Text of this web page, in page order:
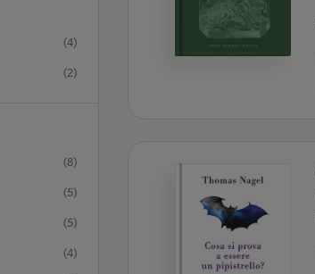
(4)
(2)
(8)
(5)
(5)
(4)